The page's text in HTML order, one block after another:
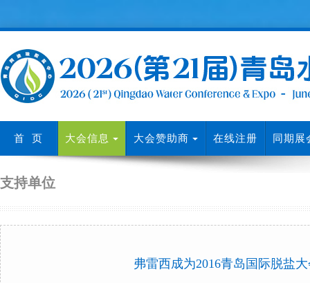
首 页 大会信息 大会赞助商 在线注册 同期
支持单位
弗雷西成为2016青岛国际脱盐